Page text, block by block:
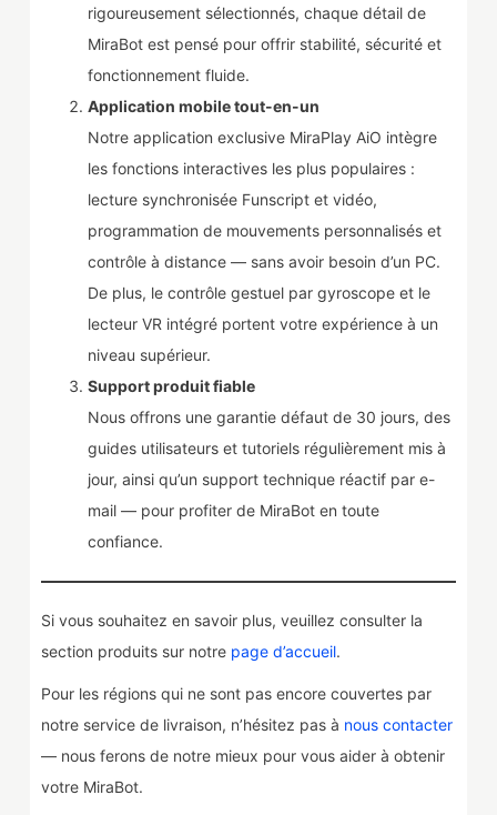
rigoureusement sélectionnés, chaque détail de
MiraBot est pensé pour offrir stabilité, sécurité et
fonctionnement fluide.
Application mobile tout-en-un
Notre application exclusive MiraPlay AiO intègre
les fonctions interactives les plus populaires :
lecture synchronisée Funscript et vidéo,
programmation de mouvements personnalisés et
contrôle à distance — sans avoir besoin d’un PC.
De plus, le contrôle gestuel par gyroscope et le
lecteur VR intégré portent votre expérience à un
niveau supérieur.
Support produit fiable
Nous offrons une garantie défaut de 30 jours, des
guides utilisateurs et tutoriels régulièrement mis à
jour, ainsi qu’un support technique réactif par e-
mail — pour profiter de MiraBot en toute
confiance.
Si vous souhaitez en savoir plus, veuillez consulter la
section produits sur notre page d’accueil.
Pour les régions qui ne sont pas encore couvertes par
notre service de livraison, n’hésitez pas à nous contacter
— nous ferons de notre mieux pour vous aider à obtenir
votre MiraBot.